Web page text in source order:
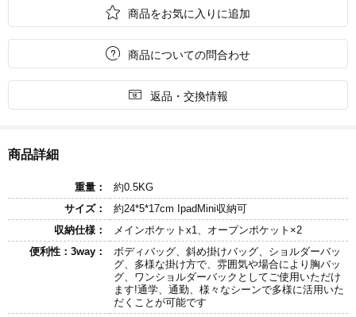
 商品をお気に入りに追加
 商品についての問合わせ
 返品・交換情報
商品詳細
重量：
約0.5KG
サイズ：
約24*5*17cm IpadMini収納可
収納仕様：
メインポケットx1、オープンポケット×2
便利性：3way：
ボディバッグ、斜め掛けバッグ、ショルダーバッ
グ、多様な掛け方で、雰囲気や場合により胸バッ
グ、ワンショルダーバックとしてご使用いただけ
ます!通学、通勤、様々なシーンで多様に活用いた
だくことが可能です